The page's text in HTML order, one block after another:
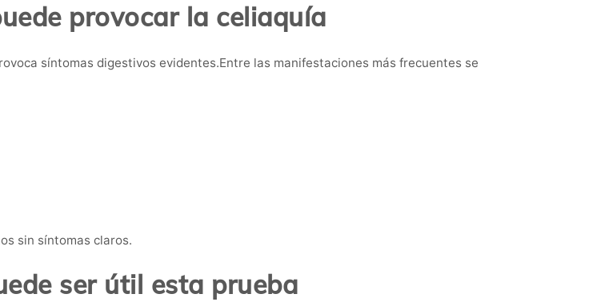
provocar la celiaquía
síntomas digestivos evidentes.Entre las manifestaciones más frecuentes se
sin síntomas claros.
ser útil esta prueba